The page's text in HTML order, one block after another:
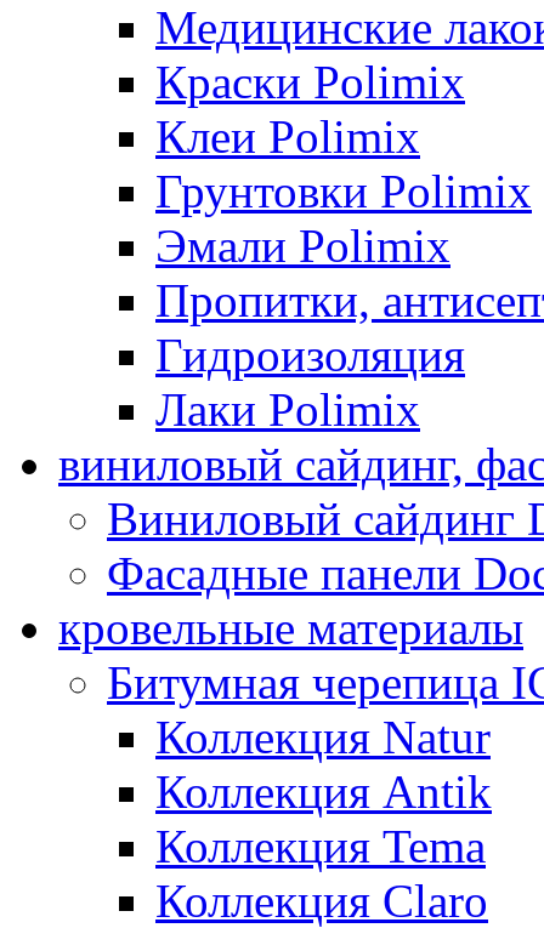
Медицинские
Краски Polimix
Клеи Polimix
Грунтовки Polimix
Эмали Polimix
Пропитки,
Гидроизоляция
Лаки Polimix
виниловый сайдинг,
Виниловый сайдинг
Фасадные панели
кровельные материалы
Битумная черепица
Коллекция Natur
Коллекция Antik
Коллекция Tema
Коллекция Claro